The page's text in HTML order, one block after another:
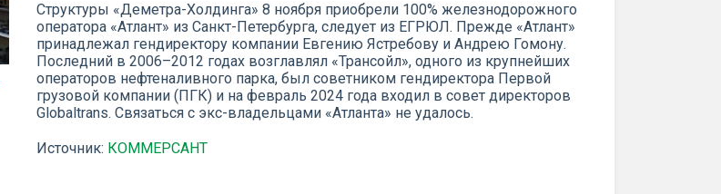
Структуры «Деметра-Холдинга» 8 ноября приобрели 100% железнодорожного
оператора «Атлант» из Санкт-Петербурга, следует из ЕГРЮЛ. Прежде «Атлант»
принадлежал гендиректору компании Евгению Ястребову и Андрею Гомону.
Последний в 2006–2012 годах возглавлял «Трансойл», одного из крупнейших
операторов нефтеналивного парка, был советником гендиректора Первой
грузовой компании (ПГК) и на февраль 2024 года входил в совет директоров
Globaltrans. Связаться с экс-владельцами «Атланта» не удалось.
Источник: КОММЕРСАНТ